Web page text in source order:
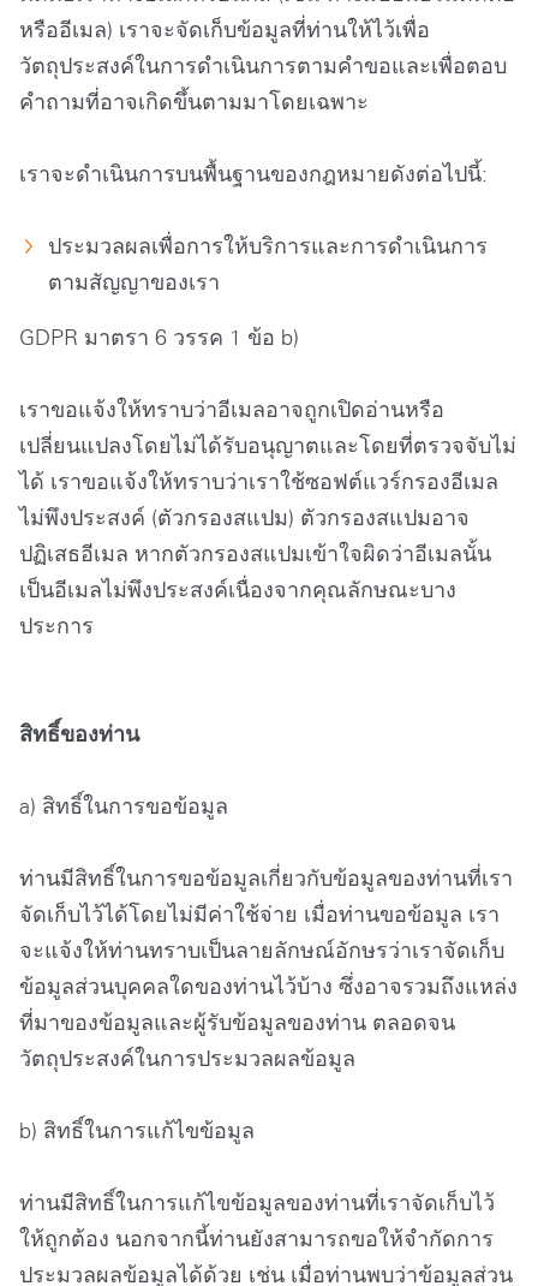
หรืออีเมล) เราจะจัดเก็บข้อมูลที่ท่านให้ไว้เพื่อ
วัตถุประสงค์ในการดำเนินการตามคำขอและเพื่อตอบ
คำถามที่อาจเกิดขึ้นตามมาโดยเฉพาะ
เราจะดำเนินการบนพื้นฐานของกฎหมายดังต่อไปนี้:
ประมวลผลเพื่อการให้บริการและการดำเนินการ
ตามสัญญาของเรา
GDPR มาตรา 6 วรรค 1 ข้อ b)
เราขอแจ้งให้ทราบว่าอีเมลอาจถูกเปิดอ่านหรือ
เปลี่ยนแปลงโดยไม่ได้รับอนุญาตและโดยที่ตรวจจับไม่
ได้ เราขอแจ้งให้ทราบว่าเราใช้ซอฟต์แวร์กรองอีเมล
ไม่พึงประสงค์ (ตัวกรองสแปม) ตัวกรองสแปมอาจ
ปฏิเสธอีเมล หากตัวกรองสแปมเข้าใจผิดว่าอีเมลนั้น
เป็นอีเมลไม่พึงประสงค์เนื่องจากคุณลักษณะบาง
ประการ
สิทธิ์ของท่าน
a) สิทธิ์ในการขอข้อมูล
ท่านมีสิทธิ์ในการขอข้อมูลเกี่ยวกับข้อมูลของท่านที่เรา
จัดเก็บไว้ได้โดยไม่มีค่าใช้จ่าย เมื่อท่านขอข้อมูล เรา
จะแจ้งให้ท่านทราบเป็นลายลักษณ์อักษรว่าเราจัดเก็บ
ข้อมูลส่วนบุคคลใดของท่านไว้บ้าง ซึ่งอาจรวมถึงแหล่ง
ที่มาของข้อมูลและผู้รับข้อมูลของท่าน ตลอดจน
วัตถุประสงค์ในการประมวลผลข้อมูล
b) สิทธิ์ในการแก้ไขข้อมูล
ท่านมีสิทธิ์ในการแก้ไขข้อมูลของท่านที่เราจัดเก็บไว้
ให้ถูกต้อง นอกจากนี้ท่านยังสามารถขอให้จำกัดการ
ประมวลผลข้อมูลได้ด้วย เช่น เมื่อท่านพบว่าข้อมูลส่วน